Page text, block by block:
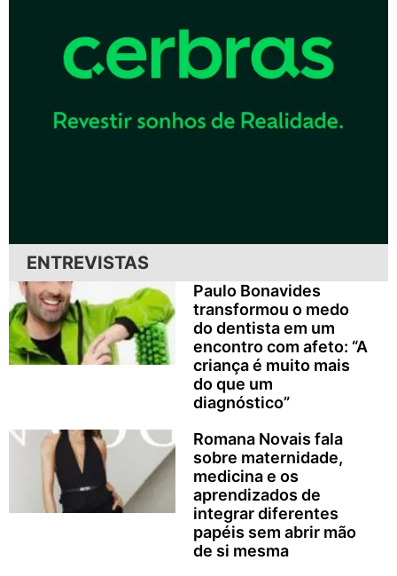
ENTREVISTAS
Paulo Bonavides
transformou o medo
do dentista em um
encontro com afeto: “A
criança é muito mais
do que um
diagnóstico”
Romana Novais fala
sobre maternidade,
medicina e os
aprendizados de
integrar diferentes
papéis sem abrir mão
de si mesma